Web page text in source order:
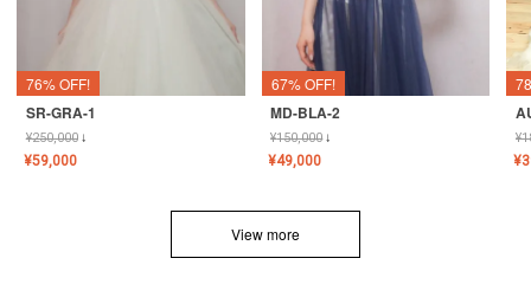
76% OFF!
SR-GRA-1
¥250,000↓
¥59,000
67% OFF!
MD-BLA-2
¥150,000↓
¥49,000
¥
¥
View more